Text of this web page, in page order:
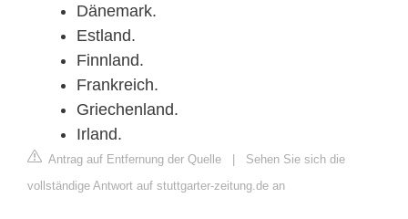
Dänemark.
Estland.
Finnland.
Frankreich.
Griechenland.
Irland.
Antrag auf Entfernung der Quelle | Sehen Sie sich die
vollständige Antwort auf stuttgarter-zeitung.de an